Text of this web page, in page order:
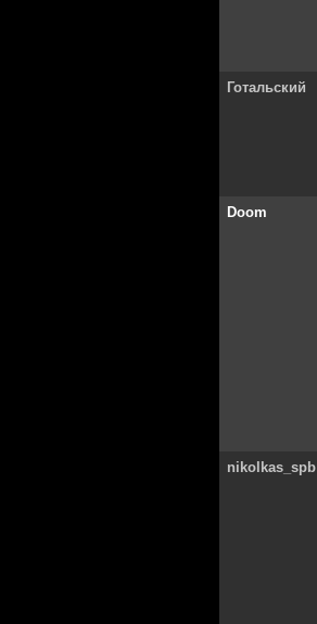
Готальский
Doom
nikolkas_spb